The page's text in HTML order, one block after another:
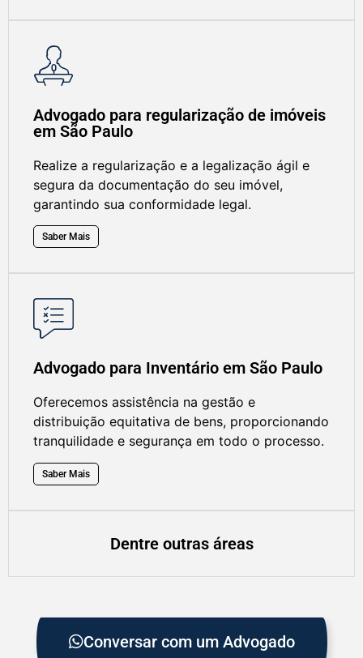
Advogado para regularização de imóveis
em São Paulo
Realize a regularização e a legalização ágil e
segura da documentação do seu imóvel,
garantindo sua conformidade legal.
Saber Mais
Advogado para Inventário em São Paulo
Oferecemos assistência na gestão e
distribuição equitativa de bens, proporcionando
tranquilidade e segurança em todo o processo.
Saber Mais
Dentre outras áreas
Conversar com um Advogado